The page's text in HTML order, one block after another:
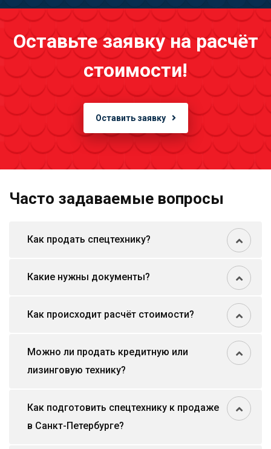
Оставьте заявку на расчёт
стоимости!
Оставить заявку
Часто задаваемые вопросы
Как продать спецтехнику?
Какие нужны документы?
Как происходит расчёт стоимости?
Можно ли продать кредитную или
лизинговую технику?
Как подготовить спецтехнику к продаже
в Санкт-Петербурге?